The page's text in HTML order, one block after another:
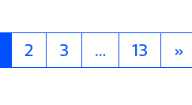
2 3 … 13 »